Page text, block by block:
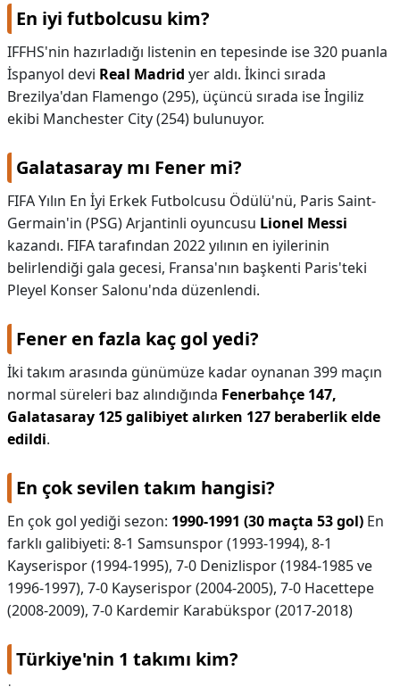
En iyi futbolcusu kim?
IFFHS'nin hazırladığı listenin en tepesinde ise 320 puanla
İspanyol devi Real Madrid yer aldı. İkinci sırada
Brezilya'dan Flamengo (295), üçüncü sırada ise İngiliz
ekibi Manchester City (254) bulunuyor.
Galatasaray mı Fener mi?
FIFA Yılın En İyi Erkek Futbolcusu Ödülü'nü, Paris Saint-
Germain'in (PSG) Arjantinli oyuncusu Lionel Messi
kazandı. FIFA tarafından 2022 yılının en iyilerinin
belirlendiği gala gecesi, Fransa'nın başkenti Paris'teki
Pleyel Konser Salonu'nda düzenlendi.
Fener en fazla kaç gol yedi?
İki takım arasında günümüze kadar oynanan 399 maçın
normal süreleri baz alındığında Fenerbahçe 147,
Galatasaray 125 galibiyet alırken 127 beraberlik elde
edildi.
En çok sevilen takım hangisi?
En çok gol yediği sezon: 1990-1991 (30 maçta 53 gol) En
farklı galibiyeti: 8-1 Samsunspor (1993-1994), 8-1
Kayserispor (1994-1995), 7-0 Denizlispor (1984-1985 ve
1996-1997), 7-0 Kayserispor (2004-2005), 7-0 Hacettepe
(2008-2009), 7-0 Kardemir Karabükspor (2017-2018)
Türkiye'nin 1 takımı kim?